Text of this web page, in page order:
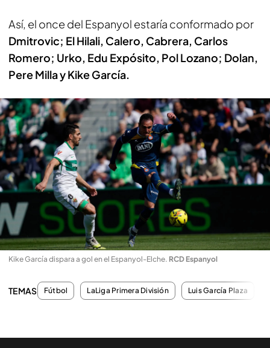
Así, el once del Espanyol estaría conformado por
Dmitrovic; El Hilali, Calero, Cabrera, Carlos
Romero; Urko, Edu Expósito, Pol Lozano; Dolan,
Pere Milla y Kike García.
Kike García dispara a gol en el Espanyol-Elche. RCD Espanyol
TEMAS Fútbol LaLiga Primera División Luis García Plaza